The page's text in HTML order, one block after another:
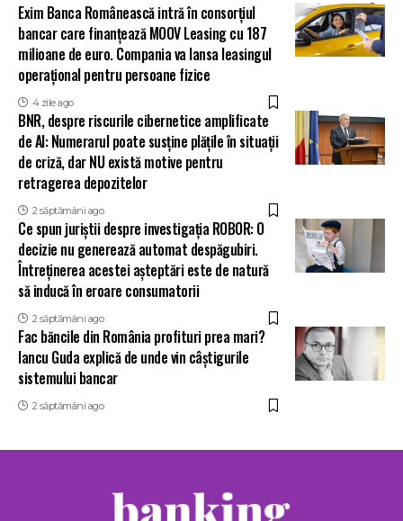
Exim Banca Românească intră în consorțiul
bancar care finanțează MOOV Leasing cu 187
milioane de euro. Compania va lansa leasingul
operațional pentru persoane fizice
4 zile ago
BNR, despre riscurile cibernetice amplificate
de AI: Numerarul poate susține plățile în situații
de criză, dar NU există motive pentru
retragerea depozitelor
2 săptămâni ago
Ce spun juriștii despre investigația ROBOR: O
decizie nu generează automat despăgubiri.
Întreținerea acestei așteptări este de natură
să inducă în eroare consumatorii
2 săptămâni ago
Fac băncile din România profituri prea mari?
Iancu Guda explică de unde vin câștigurile
sistemului bancar
2 săptămâni ago